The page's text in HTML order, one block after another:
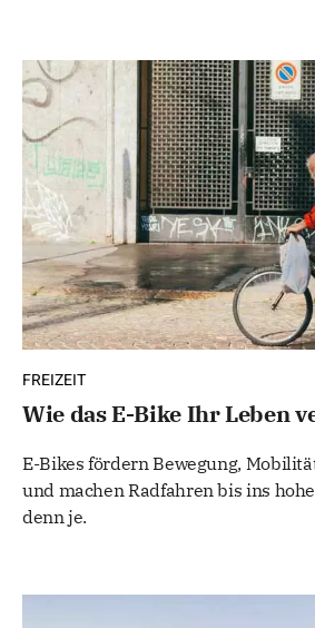
FREIZEIT
Wie das E-Bike Ihr Leben
E-Bikes fördern Bewegung,
und machen Radfahren bis ins
denn je.